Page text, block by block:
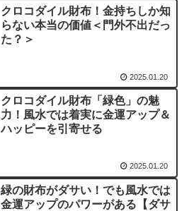
クロコダイル財布！金持ちしか知
らない本当の価値＜門外不出だっ
た？＞
2025.01.20
クロコダイル財布「緑色」の魅
力！風水では着実に金運アップ＆
ハッピーを引寄せる
2025.01.20
緑の財布がダサい！でも風水では
金運アップのパワーがある【ダサ